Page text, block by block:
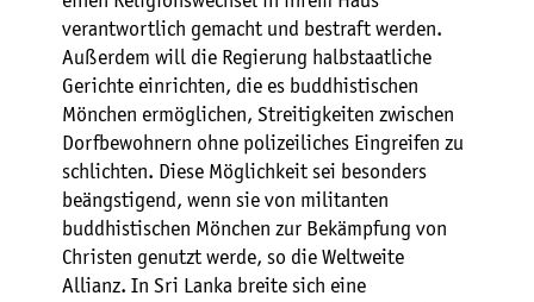
verantwortlich gemacht und bestraft werden.
Außerdem will die Regierung halbstaatliche
Gerichte einrichten, die es buddhistischen
Mönchen ermöglichen, Streitigkeiten zwischen
Dorfbewohnern ohne polizeiliches Eingreifen zu
schlichten. Diese Möglichkeit sei besonders
beängstigend, wenn sie von militanten
buddhistischen Mönchen zur Bekämpfung von
Christen genutzt werde, so die Weltweite
Allianz. In Sri Lanka breite sich eine